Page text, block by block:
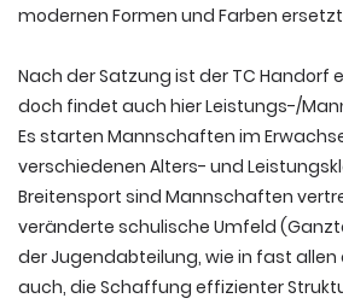
modernen Formen und Farben
Nach der Satzung ist der TC Handorf
doch findet auch hier Leistungs-/
Es starten Mannschaften im
verschiedenen Alters- und
Breitensport sind Mannschaften
veränderte schulische Umfeld
der Jugendabteilung, wie in fast allen
auch, die Schaffung effizienter